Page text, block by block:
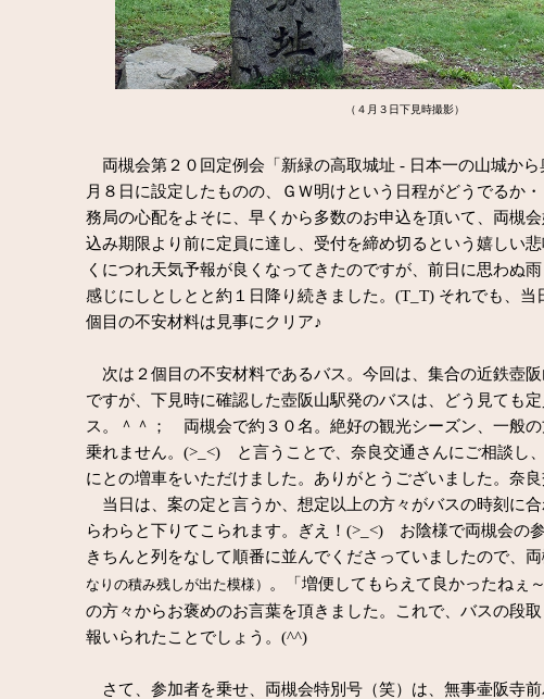
（４月３日下見時撮影）
両槻会第２０回定例会「新緑の高取城址 - 日本一の山城から
月８日に設定したものの、ＧＷ明けという日程がどうでるか
務局の心配をよそに、早くから多数のお申込を頂いて、両槻
込み期限より前に定員に達し、受付を締め切るという嬉しい
くにつれ天気予報が良くなってきたのですが、前日に思わぬ
感じにしとしとと約１日降り続きました。(T_T) それでも、当
個目の不安材料は見事にクリア♪
次は２個目の不安材料であるバス。今回は、集合の近鉄壺
ですが、下見時に確認した壺阪山駅発のバスは、どう見ても
ス。＾＾； 両槻会で約３０名。絶好の観光シーズン、一般
乗れません。(>_<) と言うことで、奈良交通さんにご相談し
にとの増車をいただけました。ありがとうございました。奈
当日は、案の定と言うか、想定以上の方々がバスの時刻に
らわらと下りてこられます。ぎえ！(>_<) お陰様で両槻会の
きちんと列をなして順番に並んでくださっていましたので、
なりの積み残しが出た模様）
。「増便してもらえて良かったねぇ
の方々からお褒めのお言葉を頂きました。これで、バスの段
報いられたことでしょう。(^^)
さて、参加者を乗せ、両槻会特別号（笑）は、無事壷阪寺